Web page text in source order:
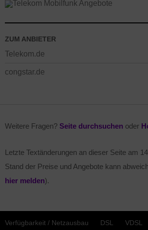
ZUM ANBIETER
Telekom.de
congstar.de
Weitere Fragen? Seite durchsuchen oder
Letzte Textänderungen an dieser Seite am
Stand der Preise und Angebote kann
hier melden).
Verfügbarkeit / Netzausbau DSL VDSL